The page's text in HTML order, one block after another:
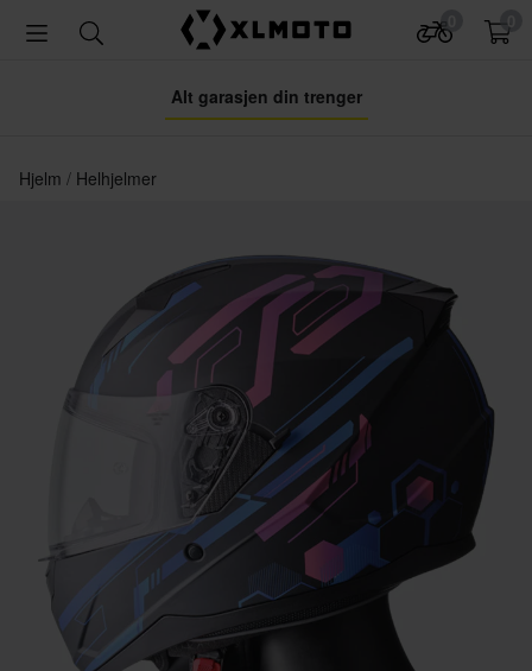
Alt garasjen din trenger
Hjelm Helhjelmer